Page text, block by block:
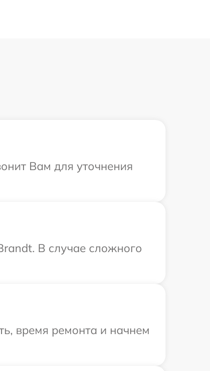
Вам для уточнения
В случае сложного
время ремонта и начнем